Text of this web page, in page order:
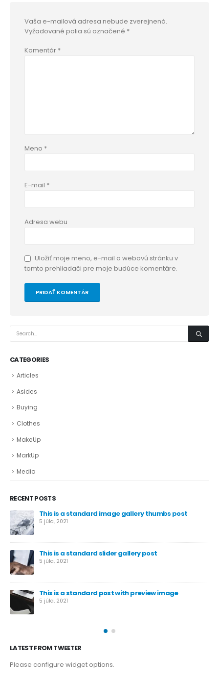
Vaša e-mailová adresa nebude zverejnená.
Vyžadované polia sú označené *
Komentár *
Meno *
E-mail *
Adresa webu
Uložiť moje meno, e-mail a webovú stránku v
tomto prehliadači pre moje budúce komentáre.
CATEGORIES
Articles
Asides
Buying
Clothes
MakeUp
MarkUp
Media
RECENT POSTS
This is a standard image gallery thumbs post
5 júla, 2021
This is a standard slider gallery post
5 júla, 2021
This is a standard post with preview image
5 júla, 2021
LATEST FROM TWEETER
Please configure widget options.